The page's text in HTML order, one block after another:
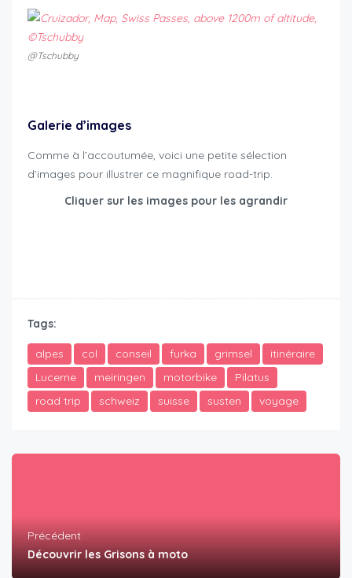
@Tschubby
Galerie d’images
Comme à l’accoutumée, voici une petite sélection
d’images pour illustrer ce magnifique road-trip.
Cliquer sur les images pour les agrandir
Tags:
alpes col conseil furka grimsel
itinéraire
Lucerne
meiringen motorbike
Pilatus
road trip
schweiz suisse susten voyage
Précédent
Découvrir les Grisons à moto